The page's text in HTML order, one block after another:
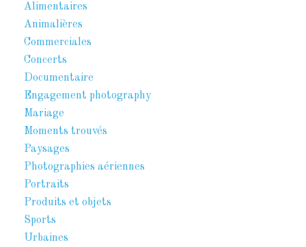
Alimentaires
Animalières
Commerciales
Concerts
Documentaire
Engagement photography
Mariage
Moments trouvés
Paysages
Photographies aériennes
Portraits
Produits et objets
Sports
Urbaines